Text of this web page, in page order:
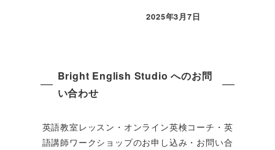
2025年3月7日
Bright English Studio へのお問
い合わせ
英語教室レッスン・オンライン英検コーチ・英
語講師ワークショップのお申し込み・お問い合